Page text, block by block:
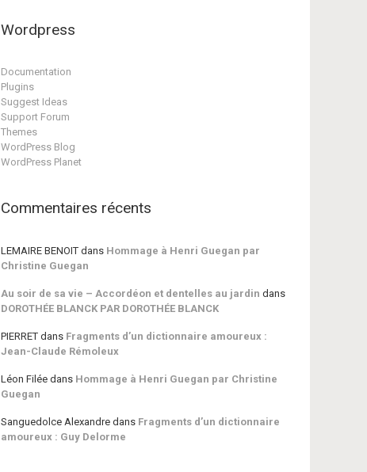
Wordpress
Documentation
Plugins
Suggest Ideas
Support Forum
Themes
WordPress Blog
WordPress Planet
Commentaires récents
LEMAIRE BENOIT dans Hommage à Henri Guegan par
Christine Guegan
Au soir de sa vie – Accordéon et dentelles au jardin dans
DOROTHÉE BLANCK PAR DOROTHÉE BLANCK
PIERRET dans Fragments d’un dictionnaire amoureux :
Jean-Claude Rémoleux
Léon Filée dans Hommage à Henri Guegan par Christine
Guegan
Sanguedolce Alexandre dans Fragments d’un dictionnaire
amoureux : Guy Delorme